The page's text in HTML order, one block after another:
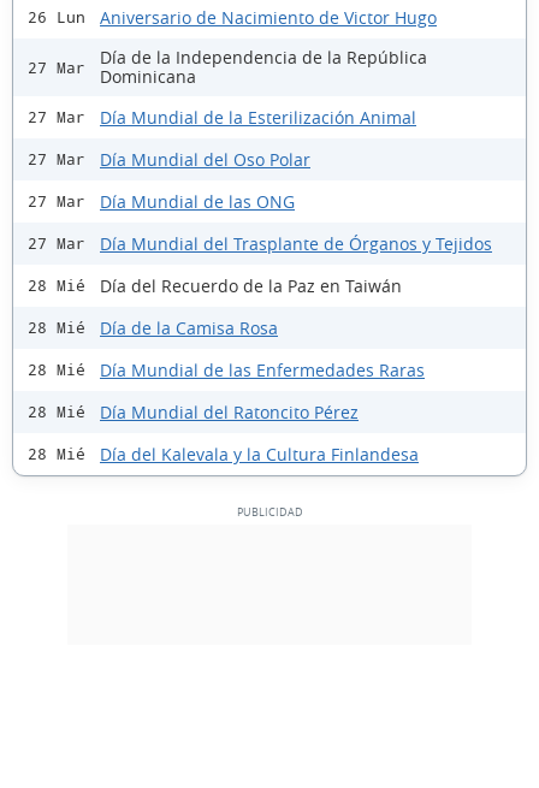
26 Lun Aniversario de Nacimiento de Victor Hugo
27 Mar
Día de la Independencia de la República
Dominicana
27 Mar Día Mundial de la Esterilización Animal
27 Mar Día Mundial del Oso Polar
27 Mar Día Mundial de las ONG
27 Mar Día Mundial del Trasplante de Órganos y Tejidos
28 Mié Día del Recuerdo de la Paz en Taiwán
28 Mié Día de la Camisa Rosa
28 Mié Día Mundial de las Enfermedades Raras
28 Mié Día Mundial del Ratoncito Pérez
28 Mié Día del Kalevala y la Cultura Finlandesa